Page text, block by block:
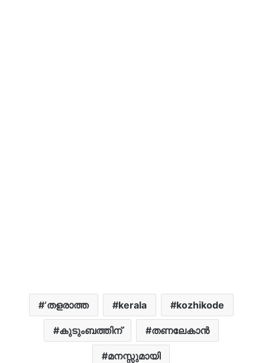
‘തളരാത്ത kerala kozhikode
കുടുംബത്തിന് തണലേകാൻ
മനസ്സുമായി